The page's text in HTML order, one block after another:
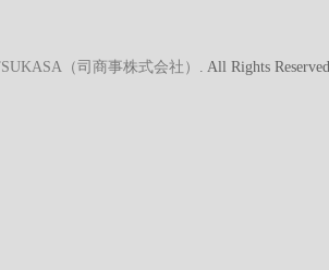
（司商事株式会社） . All Rights Reserved.